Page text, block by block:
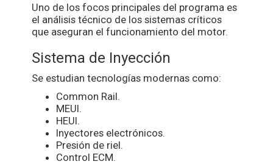
Uno de los focos principales del programa es
el análisis técnico de los sistemas críticos
que aseguran el funcionamiento del motor.
Sistema de Inyección
Se estudian tecnologías modernas como:
Common Rail.
MEUI.
HEUI.
Inyectores electrónicos.
Presión de riel.
Control ECM.